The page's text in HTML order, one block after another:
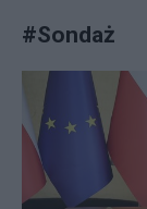
#Sondaż